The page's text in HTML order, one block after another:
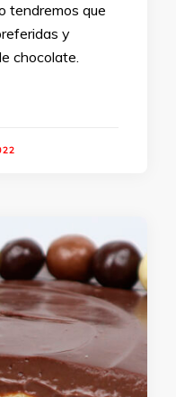
tendremos que
y
chocolate.